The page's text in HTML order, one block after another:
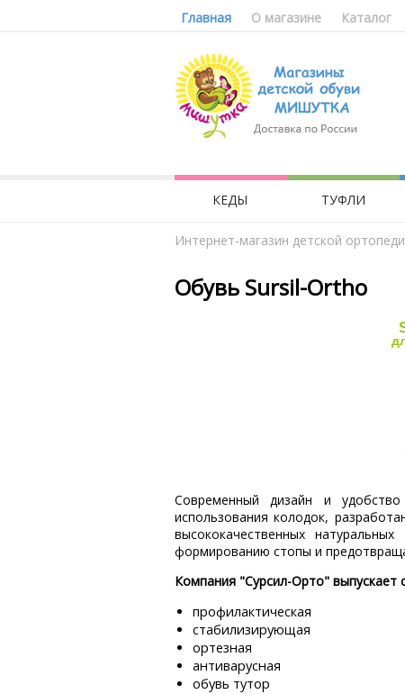
Главная О магазине Каталог
КЕДЫ ТУФЛИ
Интернет-магазин детской
Обувь Sursil-Ortho
Современный дизайн и
использования колодок,
высококачественных
формированию стопы и
Компания "Сурсил-Орто" выпускает
профилактическая
стабилизирующая
ортезная
антиварусная
обувь тутор